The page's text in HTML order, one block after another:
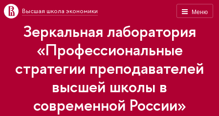
Меню
Высшая школа экономики
Зеркальная лаборатория
«Профессиональные
стратегии преподавателей
высшей школы в
современной России»